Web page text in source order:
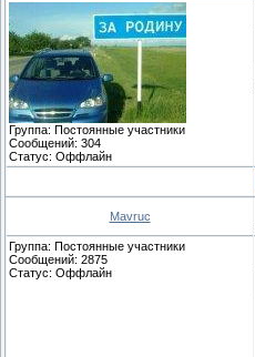
Группа: Постоянные участники
Сообщений: 304
Статус: Оффлайн
Mavruc
Группа: Постоянные участники
Сообщений: 2875
Статус: Оффлайн